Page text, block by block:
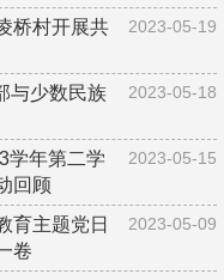
桥村开展共
2023-05-19
与少数民族
2023-05-18
学年第二学
回顾
2023-05-15
育主题党日
卷
2023-05-09